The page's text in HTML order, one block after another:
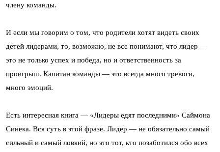
члену команды.
И если мы говорим о том, что родители хотят видеть своих
детей лидерами, то, возможно, не все понимают, что лидер —
это не только успех и победа, но и ответственность за
проигрыш. Капитан команды — это всегда много тревоги,
много эмоций.
Есть интересная книга — «Лидеры едят последними» Саймона
Синека. Вся суть в этой фразе. Лидер — не обязательно самый
сильный и самый ловкий, но это тот, кто позаботился обо всех